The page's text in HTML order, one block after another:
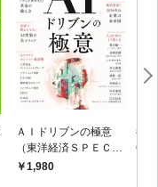
ＡＩドリブンの極意
（東洋経済ＳＰＥＣＩ
ＡＬ）
1,980
都
6年